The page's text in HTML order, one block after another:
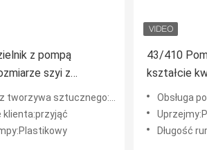
z pompą
szyi z
do pielęgnacji
tworzywa sztucznego:PP
klienta:przyjąć
43/410
kształcie
dzieci
Obsługa
Długość